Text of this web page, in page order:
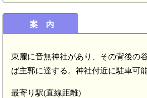
案 内
東麓に音無神社があり、その背後の
ば主郭に達する。神社付近に駐車可能
最寄り駅(直線距離)